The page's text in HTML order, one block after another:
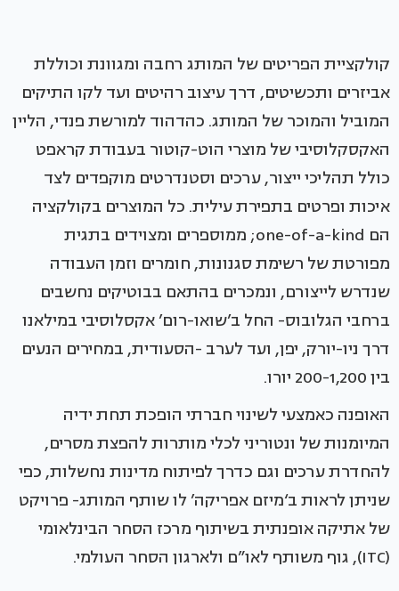
קולקציית הפריטים של המותג רחבה ומגוונת וכוללת
אביזרים ותכשיטים, דרך עיצוב רהיטים ועד לקו התיקים
המוביל והמוכר של המותג. כהדהוד למורשת פנדי, הליין
האקסקלוסיבי של מוצרי הוט-קוטור בעבודת קראפט
כולל תהליכי ייצור, ערכים וסטנדרטים מוקפדים לצד
איכות ופרטים בתפירת עילית. כל המוצרים בקולקציה
הם one-of-a-kind; ממוספרים ומצוידים בתגית
מפורטת של רשימת סגנונות, חומרים וזמן העבודה
שנדרש לייצורם, ונמכרים בהתאם בבוטיקים נחשבים
ברחבי הגלובוס- החל ב’שואו-רום’ אקסלוסיבי במילאנו
דרך ניו-יורק, יפן, ועד לערב -הסעודית, במחירים הנעים
בין 200-1,200 יורו.
האופנה כאמצעי לשינוי חברתי הופכת תחת ידיה
המיומנות של ונטוריני לכלי מותרות להפצת מסרים,
להחדרת ערכים וגם כדרך לפיתוח מדינות נחשלות, כפי
שניתן לראות ב‘מיזם אפריקה’ לו שותף המותג- פרויקט
של אתיקה אופנתית בשיתוף מרכז הסחר הבינלאומי
(ITC), גוף משותף לאו”ם ולארגון הסחר העולמי.